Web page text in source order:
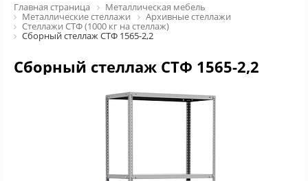
Главная страница Металлическая мебель
Металлические стеллажи Архивные стеллажи
Стеллажи СТФ (1000 кг на стеллаж)
Сборный стеллаж СТФ 1565-2,2
Сборный стеллаж СТФ 1565-2,2